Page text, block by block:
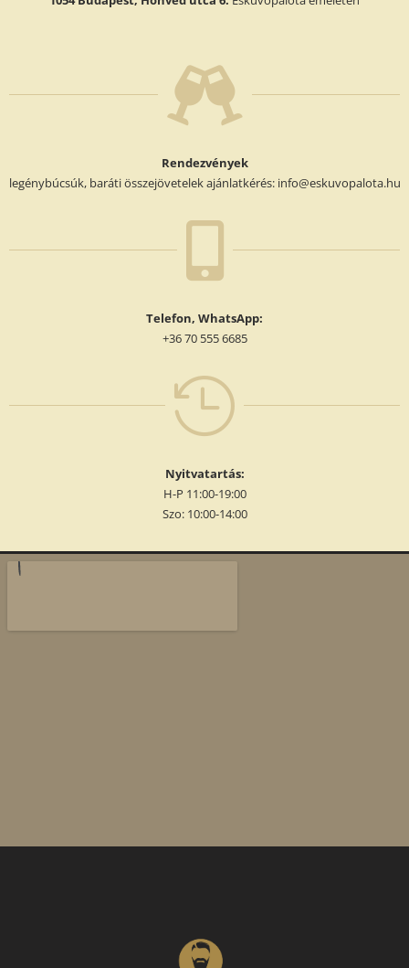

Rendezvények
legénybúcsúk, baráti összejövetelek ajánlatkérés: info@eskuvopalota.hu

Telefon, WhatsApp:
+36 70 555 6685

Nyitvatartás:
H-P 11:00-19:00
Szo: 10:00-14:00